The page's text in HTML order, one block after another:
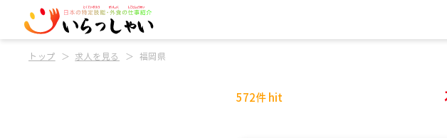
トップ 求人を見る 福岡県
572件 hit